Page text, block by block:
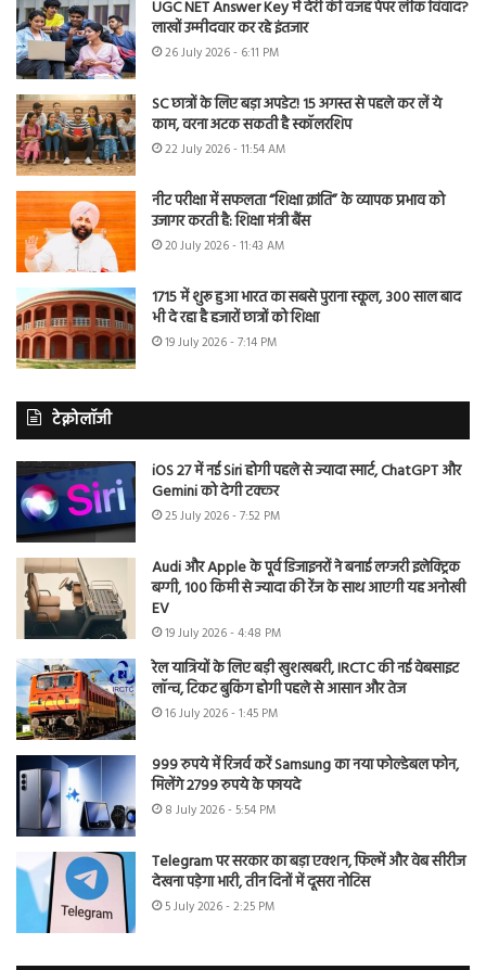
UGC NET Answer Key में देरी की वजह पेपर लीक विवाद?
लाखों उम्मीदवार कर रहे इंतजार
26 July 2026 - 6:11 PM
SC छात्रों के लिए बड़ा अपडेट! 15 अगस्त से पहले कर लें ये
काम, वरना अटक सकती है स्कॉलरशिप
22 July 2026 - 11:54 AM
नीट परीक्षा में सफलता “शिक्षा क्रांति” के व्यापक प्रभाव को
उजागर करती है: शिक्षा मंत्री बैंस
20 July 2026 - 11:43 AM
1715 में शुरू हुआ भारत का सबसे पुराना स्कूल, 300 साल बाद
भी दे रहा है हजारों छात्रों को शिक्षा
19 July 2026 - 7:14 PM
टेक्नोलॉजी
iOS 27 में नई Siri होगी पहले से ज्यादा स्मार्ट, ChatGPT और
Gemini को देगी टक्कर
25 July 2026 - 7:52 PM
Audi और Apple के पूर्व डिजाइनरों ने बनाई लग्जरी इलेक्ट्रिक
बग्गी, 100 किमी से ज्यादा की रेंज के साथ आएगी यह अनोखी
EV
19 July 2026 - 4:48 PM
रेल यात्रियों के लिए बड़ी खुशखबरी, IRCTC की नई वेबसाइट
लॉन्च, टिकट बुकिंग होगी पहले से आसान और तेज
16 July 2026 - 1:45 PM
999 रुपये में रिजर्व करें Samsung का नया फोल्डेबल फोन,
मिलेंगे 2799 रुपये के फायदे
8 July 2026 - 5:54 PM
Telegram पर सरकार का बड़ा एक्शन, फिल्में और वेब सीरीज
देखना पड़ेगा भारी, तीन दिनों में दूसरा नोटिस
5 July 2026 - 2:25 PM